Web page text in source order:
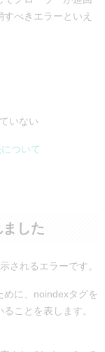
べきエラーといえ
いない
ついて
した
されるエラーです。
めに、noindexタグを
ことを表します。